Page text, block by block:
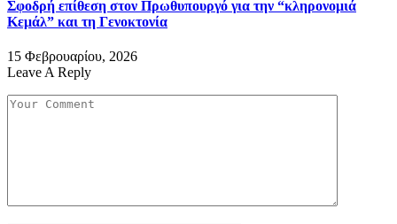
Σφοδρή επίθεση στον Πρωθυπουργό για την “κληρονομιά
Κεμάλ” και τη Γενοκτονία
15 Φεβρουαρίου, 2026
Leave A Reply